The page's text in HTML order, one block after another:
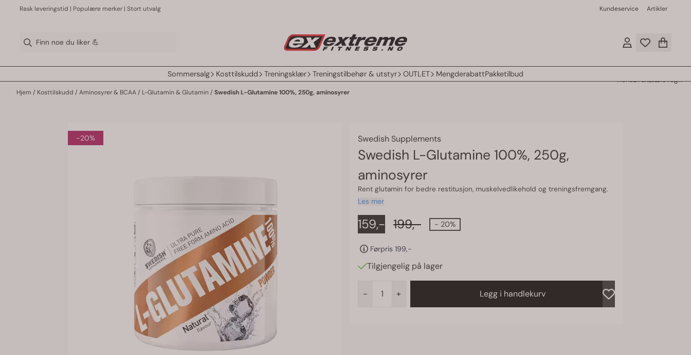
Hopp til innhold
Rask leveringstid | Populære merker | Stort utvalg Kundeservice Artikler
KontoFavoritter
Handlevogn
Sommersalg Kosttilskudd Treningsklær Treningstilbehør & utstyr OUTLET MengderabattPakketilbud
Hjem / Kosttilskudd / Aminosyrer & BCAA/ L-Glutamin & Glutamin / Swedish L-Glutamine 100%, 250g, aminosyrer
-20% Swedish Supplements
Swedish L-Glutamine 100%, 250g,
aminosyrer
Rent glutamin for bedre restitusjon, muskelvedlikehold og treningsfremgang.
Les mer
159,- 199,- - 20%
Førpris 199,-
Tilgjengelig på lager
- + Legg i handlekurv